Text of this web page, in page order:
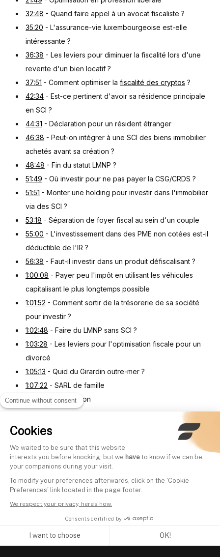
Continue without consent
Cookies
We waited to be sure that this website
interests you before knocking, but we have to know if we can be
your companions during your visit.
To modify your preferences afterwards, click on the 'Cookie
Preferences' link located in the page footer.
We respect your privacy, here's how.
Consents certified by
I want to choose OK!
32:48 - Quand faire appel à un avocat fiscaliste ?
35:20 - L'assurance-vie luxembourgeoise est-elle
intéressante ?
36:38 - Les leviers pour diminuer la fiscalité lors d'une
revente d'un bien locatif ?
37:51 - Comment optimiser la fiscalité des cryptos ?
42:34 - Est-ce pertinent d'avoir sa résidence principale
en SCI ?
44:31 - Déclaration pour un résident étranger
46:38 - Peut-on intégrer à une SCI des biens immobilier
achetés avant sa création ?
48:48 - Fin du statut LMNP ?
51:49 - Où investir pour ne pas payer la CSG/CRDS ?
51:51 - Monter une holding pour investir dans l'immobilier
via des SCI ?
53:18 - Séparation de foyer fiscal au sein d'un couple
55:00 - L'investissement dans des PME non cotées est-il
déductible de l'IR ?
56:38 - Faut-il investir dans un produit défiscalisant ?
1:00:08 - Payer peu l'impôt en utilisant les véhicules
capitalisant le plus longtemps possible
1:01:52 - Comment sortir de la trésorerie de sa société
pour investir ?
1:02:48 - Faire du LMNP sans SCI ?
1:03:28 - Les leviers pour l'optimisation fiscale pour un
divorcé
1:05:13 - Quid du Girardin outre-mer ?
1:07:22 - SARL de famille
1:08:58- Conclusion
Les meilleures stratégies
pour gagner en Bourse -
Finary Talk #5 avec Nicolas
Mounir Laggoune
Prospérer malgré
Finary Talk #12